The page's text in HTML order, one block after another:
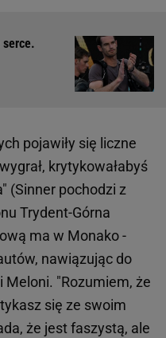
serce.
pojawiły się liczne
krytykowałabyś
(Sinner pochodzi z
Trydent-Górna
ma w Monako -
nawiązując do
"Rozumiem, że
się ze swoim
że jest faszystą, ale